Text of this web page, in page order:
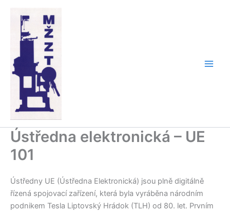
Ústředna elektronická – UE
101
Ústředny UE (Ústředna Elektronická) jsou plně digitálně
řízená spojovací zařízení, která byla vyráběna národním
podnikem Tesla Liptovský Hrádok (TLH) od 80. let. Prvním